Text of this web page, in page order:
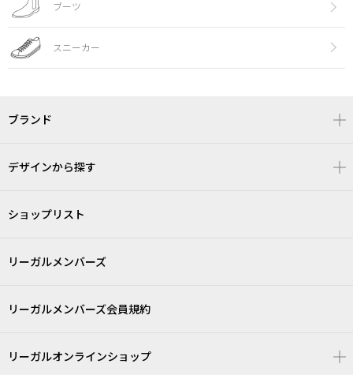
ブーツ
スニーカー
ブランド
デザインから探す
ショップリスト
リーガルメンバーズ
リーガルメンバーズ会員規約
リーガルオンラインショップ